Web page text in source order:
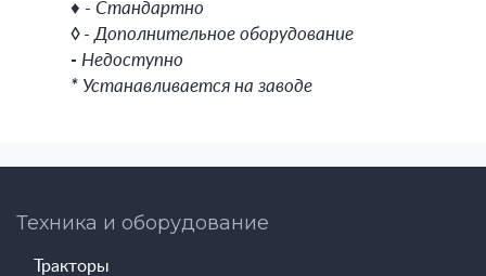
♦ - Стандартно
◊- Дополнительное оборудование
- Недоступно
* Устанавливается на заводе
Техника и оборудование
Тракторы